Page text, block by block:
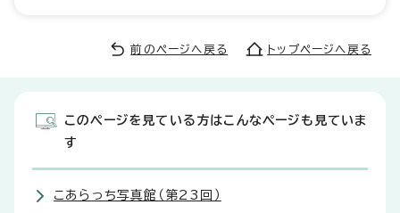
前のページへ戻る トップページへ戻る
このページを見ている方はこんなページも見ていま
す
こあらっち写真館（第23回）